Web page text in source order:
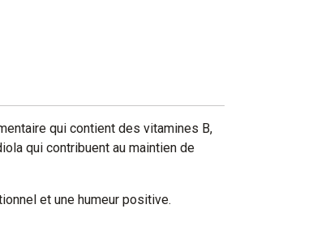
qui contient des vitamines B,
qui contribuent au maintien de
et une humeur positive.